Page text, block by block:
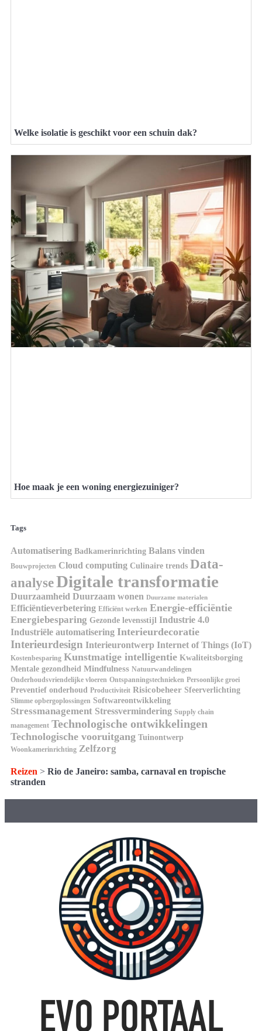
Welke isolatie is geschikt voor een schuin dak?
Hoe maak je een woning energiezuiniger?
Tags
Automatisering Badkamerinrichting Balans vinden
Bouwprojecten Cloud computing Culinaire trends Data-
analyseDigitale transformatie
Duurzaamheid Duurzaam wonen Duurzame materialen
Efficiëntieverbetering Efficiënt werken Energie-efficiëntie
Energiebesparing Gezonde levensstijl Industrie 4.0
Industriële automatisering Interieurdecoratie
Interieurdesign Interieurontwerp Internet of Things (IoT)
Kostenbesparing Kunstmatige intelligentie Kwaliteitsborging
Mentale gezondheid Mindfulness Natuurwandelingen
Onderhoudsvriendelijke vloeren Ontspanningstechnieken Persoonlijke groei
Preventief onderhoud Productiviteit Risicobeheer Sfeerverlichting
Slimme opbergoplossingen Softwareontwikkeling
Stressmanagement Stressvermindering Supply chain
management Technologische ontwikkelingen
Technologische vooruitgang Tuinontwerp
Woonkamerinrichting Zelfzorg
Reizen > Rio de Janeiro: samba, carnaval en tropische
stranden